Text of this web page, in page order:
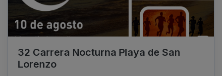
32 Carrera Nocturna Playa de San
Lorenzo